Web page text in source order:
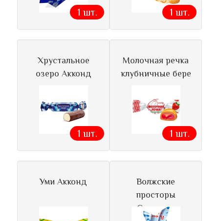
1 шт. 1 шт.
Хрустальное
озеро Акконд
1 шт.
Молочная речка
клубничные бере
1 шт.
Уми Акконд
Волжские
просторы
Славянка